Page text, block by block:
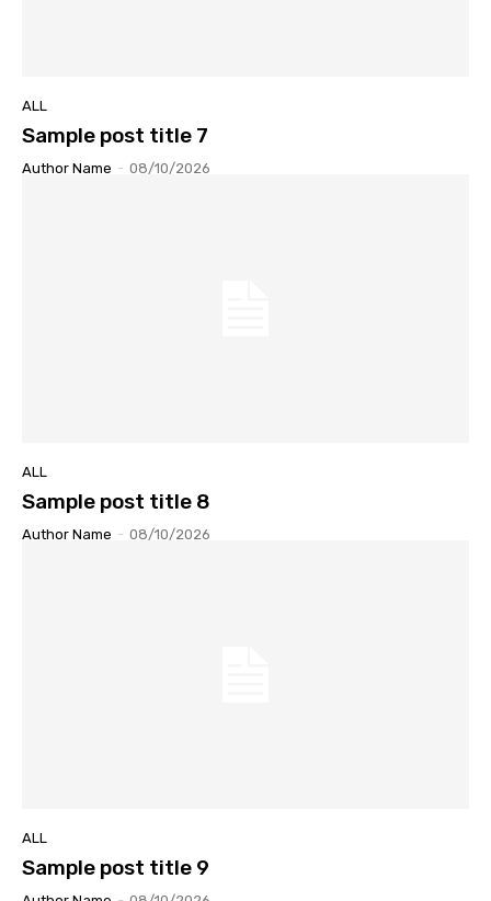
ALL
Sample post title 7
Author Name - 08/10/2026
ALL
Sample post title 8
Author Name - 08/10/2026
ALL
Sample post title 9